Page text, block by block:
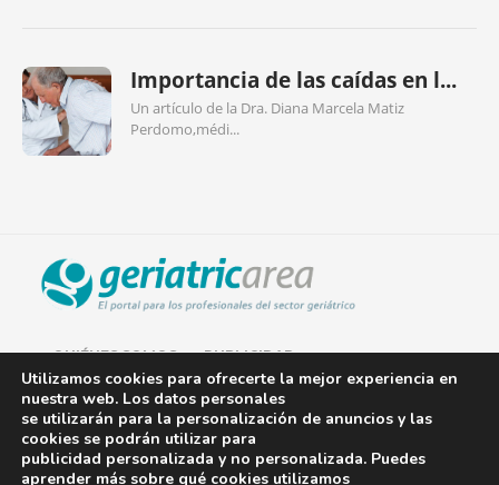
Importancia de las caídas en l...
Un artículo de la Dra. Diana Marcela Matiz
Perdomo,médi...
QUIÉNES SOMOS PUBLICIDAD
AVISO LEGAL
POLÍTICA DE COOKIES
Utilizamos cookies para ofrecerte la mejor experiencia en
nuestra web. Los datos personales
se utilizarán para la personalización de anuncios y las
cookies se podrán utilizar para
publicidad personalizada y no personalizada. Puedes
aprender más sobre qué cookies utilizamos